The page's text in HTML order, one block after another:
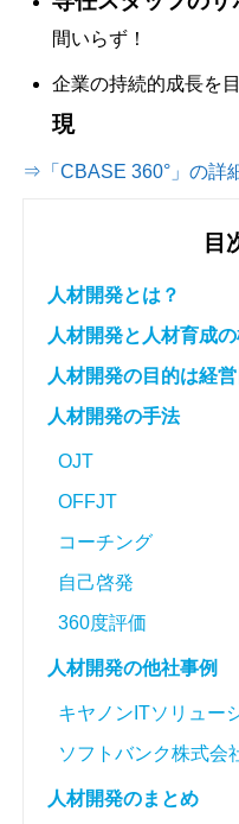
間いらず！
企業の持続的成長を
現
⇒「CBASE 360°」の詳
目
人材開発とは？
人材開発と人材育成
人材開発の目的は経
人材開発の手法
OJT
OFFJT
コーチング
自己啓発
360度評価
人材開発の他社事例
キヤノンITソリュー
ソフトバンク株式会
人材開発のまとめ